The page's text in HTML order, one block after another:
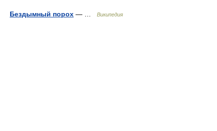
Бездымный порох — … Википедия